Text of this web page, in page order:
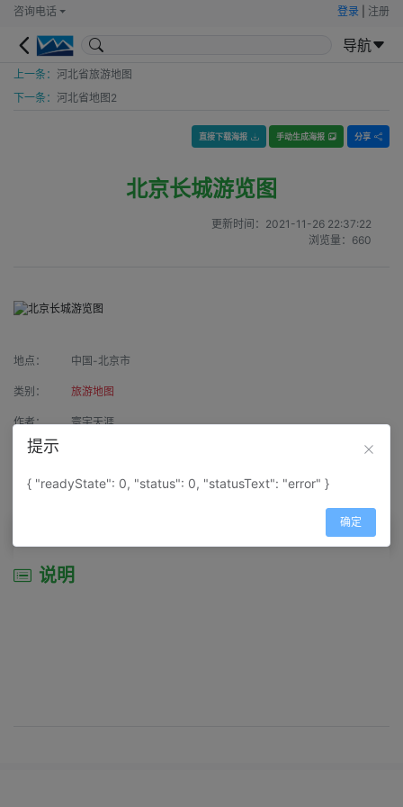
咨询电话 登录 注册
导航
上一条： 河北省旅游地图
下一条： 河北省地图2
直接下载海报 手动生成海报 分享
北京长城游览图
更新时间： 2021-11-26 22:37:22
浏览量： 660
地点： 中国-北京市
类别： 旅游地图
作者： 寰宇天涯
来源：
属性： 地图属性： 地图类型-旅游资源分布图
说明
提示
{ "readyState": 0, "status": 0, "statusText": "error" }
确定